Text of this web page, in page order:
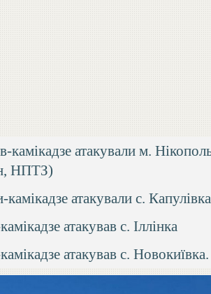
камікадзе атакували м.
НПТЗ)
атакували с. Капулівка
атакував с. Іллінка
атакував с. Новокиївка.